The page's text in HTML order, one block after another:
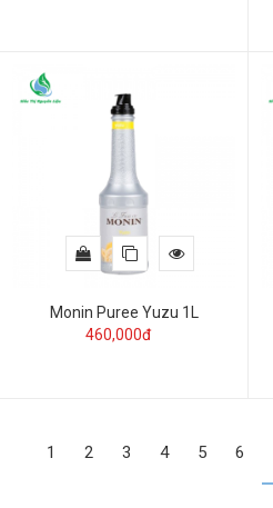
Monin Puree Yuzu 1L
460,000đ
1 2 3 4 5 6